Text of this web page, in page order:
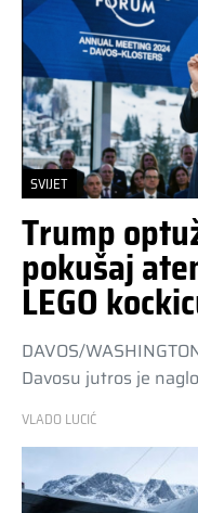
SVIJET
Trump
pokušaj
LEGO
DAVOS/
Davosu jutros je
VLADO LUCIĆ